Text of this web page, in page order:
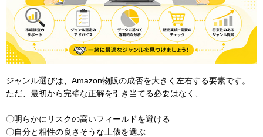
ジャンル選びは、Amazon物販の成否を大きく左右する要素です。
ただ、最初から完璧な正解を引き当てる必要はなく、
〇明らかにリスクの高いフィールドを避ける
〇自分と相性の良さそうな土俵を選ぶ